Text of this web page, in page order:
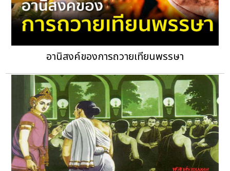
อานิสงค์ของการถวายเทียนพรรษา